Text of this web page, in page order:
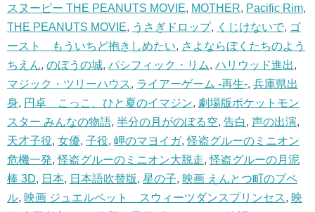
スヌーピー THE PEANUTS MOVIE, MOTHER, Pacific Rim,
THE PEANUTS MOVIE, うさぎドロップ, くじけないで, ゴ
ースト もういちど抱きしめたい, さよならぼくたちのよう
ちえん, のぼうの城, パシフィック・リム, ハリウッド進出,
マジック・ツリーハウス, ライアーゲーム -再生-, 兵庫県出
身, 円卓 こっこ、ひと夏のイマジン, 劇場版ポケットモン
スター みんなの物語, 半分の月がのぼる空, 告白, 声の出演,
天才子役, 女優, 子役, 岬のマヨイガ,怪盗グルーのミニオン
危機一発,怪盗グルーのミニオン大脱走,怪盗グルーの月泥
棒 3D, 日本, 日本語吹替版, 星の子, 映画 えんとつ町のプペ
ル, 映画 ジュエルペット スウィーツダンスプリンセス, 映